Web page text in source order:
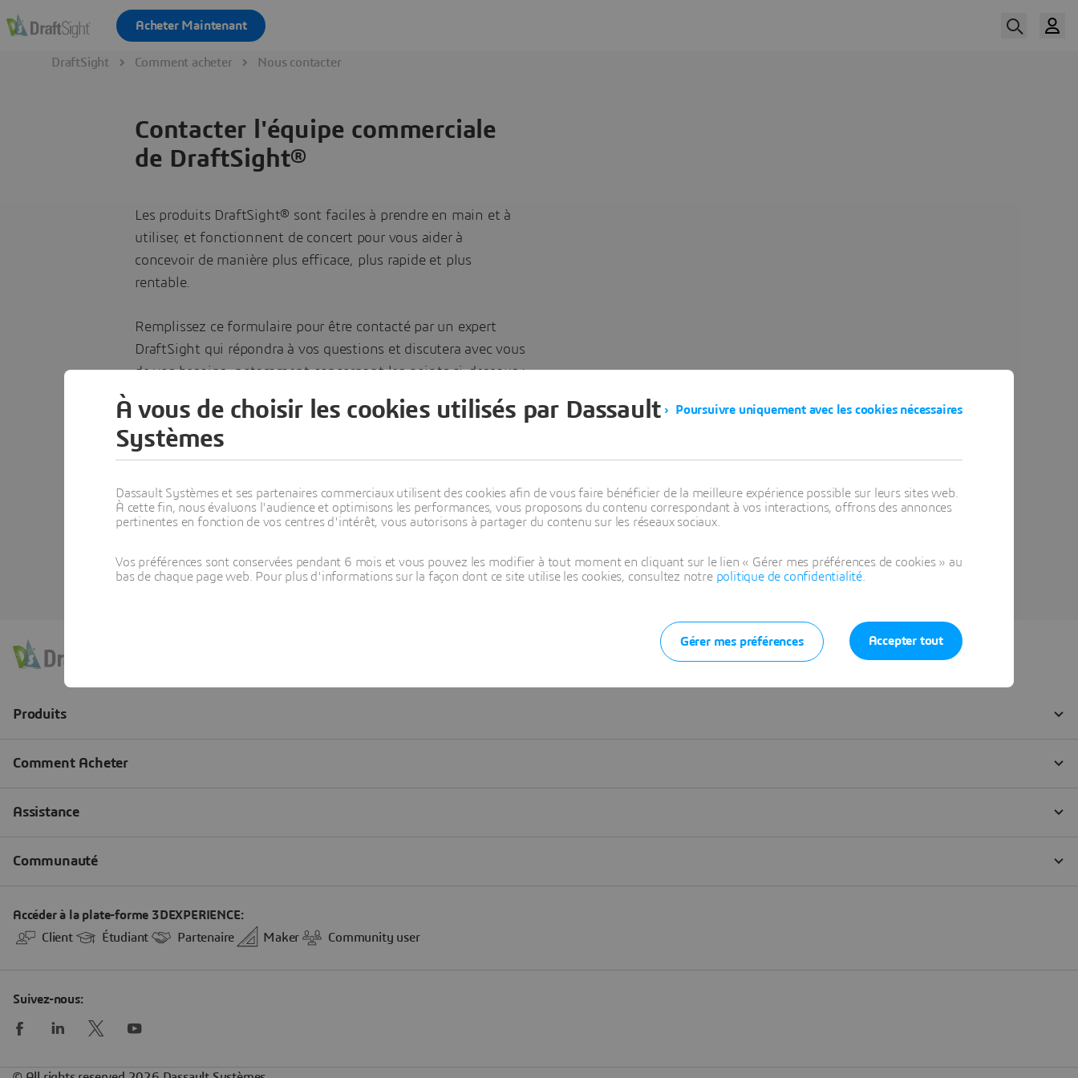
DraftSight Comment acheter Nous contacter
Contacter l'équipe commerciale
de DraftSight®
Les produits DraftSight® sont faciles à prendre en main et à
utiliser, et fonctionnent de concert pour vous aider à
concevoir de manière plus efficace, plus rapide et plus
rentable.
Remplissez ce formulaire pour être contacté par un expert
DraftSight qui répondra à vos questions et discutera avec vous
de vos besoins, notamment concernant les points ci-dessous :
Tarifs des produits
Options de licence
Trouver un revendeur local
Poursuivre uniquement avec les cookies nécessaires
À vous de choisir les cookies utilisés par Dassault
Systèmes
Dassault Systèmes et ses partenaires commerciaux utilisent des cookies afin de vous faire bénéficier de la meilleure expérience possible sur leurs sites web.
À cette fin, nous évaluons l'audience et optimisons les performances, vous proposons du contenu correspondant à vos interactions, offrons des annonces
pertinentes en fonction de vos centres d'intérêt, vous autorisons à partager du contenu sur les réseaux sociaux.
Vos préférences sont conservées pendant 6 mois et vous pouvez les modifier à tout moment en cliquant sur le lien « Gérer mes préférences de cookies » au
bas de chaque page web. Pour plus d'informations sur la façon dont ce site utilise les cookies, consultez notre politique de confidentialité
Accepter tout
Gérer mes préférences